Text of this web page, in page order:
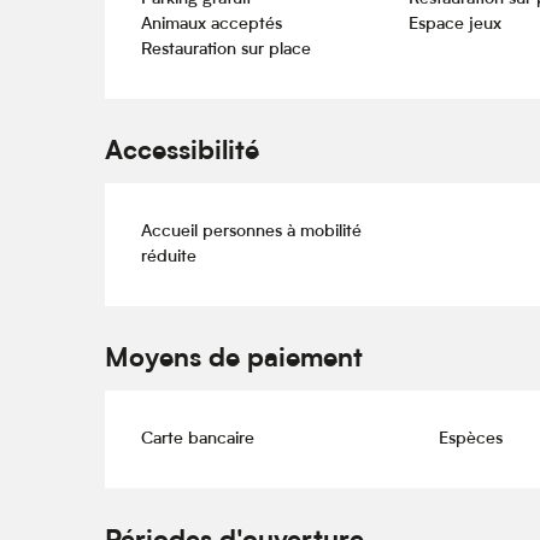
Animaux acceptés
Espace jeux
Restauration sur place
Accessibilité
Accueil personnes à mobilité
réduite
Moyens de paiement
Carte bancaire Espèces